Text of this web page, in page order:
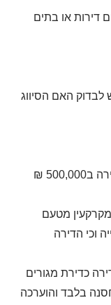
דירות או בתים
האם הסיווג
₪
מטעם
וכי הדירה
כדירת מגורים
בלבד והוערכה